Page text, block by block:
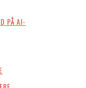
PÅ AI-